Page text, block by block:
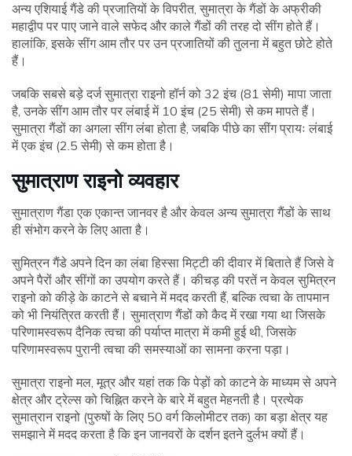
अन्य एशियाई गैंडे की प्रजातियों के विपरीत, सुमात्रा के गैंडों के अफ्रीकी
महाद्वीप पर पाए जाने वाले सफेद और काले गैंडों की तरह दो सींग होते हैं।
हालांकि, इसके सींग आम तौर पर उन प्रजातियों की तुलना में बहुत छोटे होते
हैं।
जबकि सबसे बड़े दर्ज सुमात्रा राइनो हॉर्न को 32 इंच (81 सेमी) मापा जाता
है, उनके सींग आम तौर पर लंबाई में 10 इंच (25 सेमी) से कम मापते हैं।
सुमात्रा गैंडों का अगला सींग लंबा होता है, जबकि पीछे का सींग प्रायः लंबाई
में एक इंच (2.5 सेमी) से कम होता है।
सुमात्राण राइनो व्यवहार
सुमात्राण गैंडा एक एकान्त जानवर है और केवल अन्य सुमात्रा गैंडों के साथ
ही संभोग करने के लिए आता है।
सुमित्रन गैंडे अपने दिन का लंबा हिस्सा मिट्टी की दीवार में बिताते हैं जिसे वे
अपने पैरों और सींगों का उपयोग करते हैं। कीचड़ की परतें न केवल सुमित्रन
राइनो को कीड़े के काटने से बचाने में मदद करती हैं, बल्कि त्वचा के तापमान
को भी नियंत्रित करती हैं। सुमात्राण गैंडों को कैद में रखा गया था जिसके
परिणामस्वरूप दैनिक त्वचा की पर्याप्त मात्रा में कमी हुई थी, जिसके
परिणामस्वरूप पुरानी त्वचा की समस्याओं का सामना करना पड़ा।
सुमात्रा राइनो मल, मूत्र और यहां तक ​​कि पेड़ों को काटने के माध्यम से अपने
क्षेत्र और ट्रेल्स को चिह्नित करने के बारे में बहुत मेहनती है। प्रत्येक
सुमात्रान राइनो (पुरुषों के लिए 50 वर्ग किलोमीटर तक) का बड़ा क्षेत्र यह
समझाने में मदद करता है कि इन जानवरों के दर्शन इतने दुर्लभ क्यों हैं।